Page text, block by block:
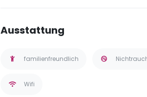
Ausstattung
familienfreundlich
Wifi